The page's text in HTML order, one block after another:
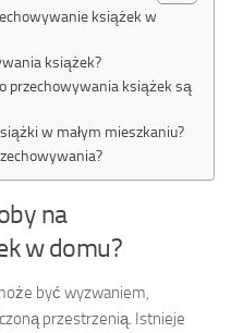
książek w
książek?
przechowywania książek są
w małym mieszkaniu?
na
w domu?
być wyzwaniem,
przestrzenią. Istnieje